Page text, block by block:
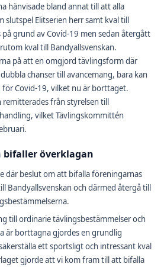
hänvisade bland annat till att alla
slutspel Elitserien herr samt kval till
på grund av Covid-19 men sedan återgått
kval till Bandyallsvenskan.
på att en omgjord tävlingsform där
chanser till avancemang, bara kan
Covid-19, vilket nu är borttaget.
remitterades från styrelsen till
vilket Tävlingskommittén
överklagan
där beslut om att bifalla föreningarnas
Bandyallsvenskan och därmed återgå till
till ordinarie tävlingsbestämmelser och
är borttagna gjordes en grundlig
ett sportsligt och intressant kval
gjorde att vi kom fram till att bifalla